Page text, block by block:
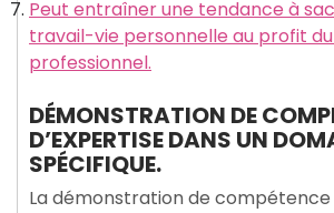
Peut entraîner une tendance à
travail-vie personnelle au profit
professionnel.
DÉMONSTRATION DE
D’EXPERTISE DANS UN
SPÉCIFIQUE.
La démonstration de compétence